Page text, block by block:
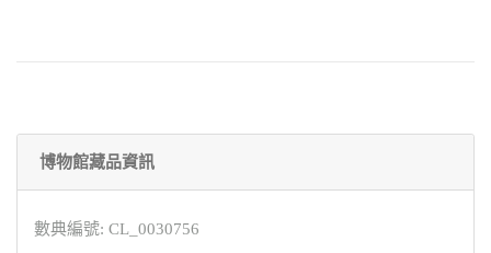
博物館藏品資訊
數典編號: CL_0030756